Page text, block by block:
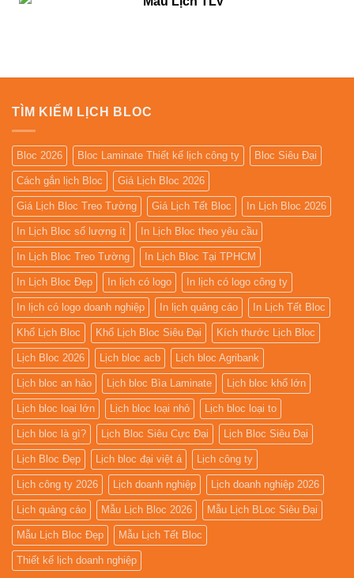
TÌM KIẾM LỊCH BLOC
Bloc 2026 Bloc Laminate Thiết kế lịch công ty Bloc Siêu Đại
Cách gắn lịch Bloc Giá Lịch Bloc 2026
Giá Lịch Bloc Treo Tường Giá Lịch Tết Bloc In Lịch Bloc 2026
In Lịch Bloc số lượng ít In Lịch Bloc theo yêu cầu
In Lịch Bloc Treo Tường In Lịch Bloc Tại TPHCM
In Lịch Bloc Đẹp In lịch có logo In lịch có logo công ty
In lịch có logo doanh nghiệp In lịch quảng cáo In Lịch Tết Bloc
Khổ Lịch Bloc Khổ Lịch Bloc Siêu Đại Kích thước Lịch Bloc
Lịch Bloc 2026 Lịch bloc acb Lịch bloc Agribank
Lịch bloc an hảo Lịch bloc Bìa Laminate Lịch bloc khổ lớn
Lịch bloc loại lớn Lịch bloc loại nhỏ Lịch bloc loại to
Lịch bloc là gì? Lịch Bloc Siêu Cực Đại Lịch Bloc Siêu Đại
Lịch Bloc Đẹp Lịch bloc đại việt á Lịch công ty
Lịch công ty 2026 Lịch doanh nghiệp Lịch doanh nghiệp 2026
Lịch quảng cáo Mẫu Lịch Bloc 2026 Mẫu Lịch BLoc Siêu Đại
Mẫu Lịch Bloc Đẹp Mẫu Lịch Tết Bloc
Thiết kế lịch doanh nghiệp